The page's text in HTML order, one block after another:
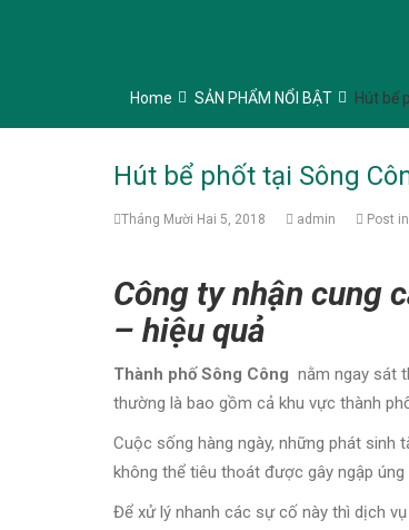
Home SẢN PHẨM NỔI BẬT Hút bể
Hút bể phốt tại Sông
Tháng Mười Hai 5, 2018 admin Post in
Công ty nhận cung
– hiệu quả
Thành phố Sông Công nằm ngay sát
thường là bao gồm cả khu vực thành
Cuộc sống hàng ngày, những phát
không thể tiêu thoát được gây ngập
Để xử lý nhanh các sự cố này thì dịch vụ